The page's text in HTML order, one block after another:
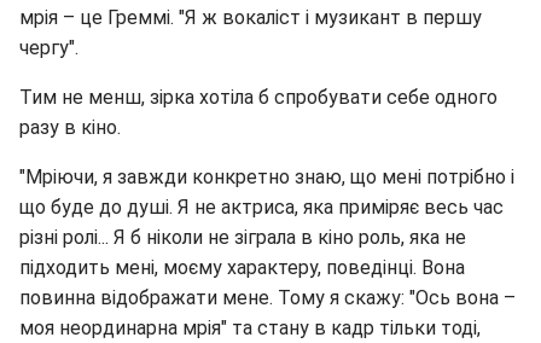
мрія – це Греммі. "Я ж вокаліст і музикант в першу
чергу".
Тим не менш, зірка хотіла б спробувати себе одного
разу в кіно.
"Мріючи, я завжди конкретно знаю, що мені потрібно і
що буде до душі. Я не актриса, яка приміряє весь час
різні ролі... Я б ніколи не зіграла в кіно роль, яка не
підходить мені, моєму характеру, поведінці. Вона
повинна відображати мене. Тому я скажу: "Ось вона –
моя неординарна мрія" та стану в кадр тільки тоді,